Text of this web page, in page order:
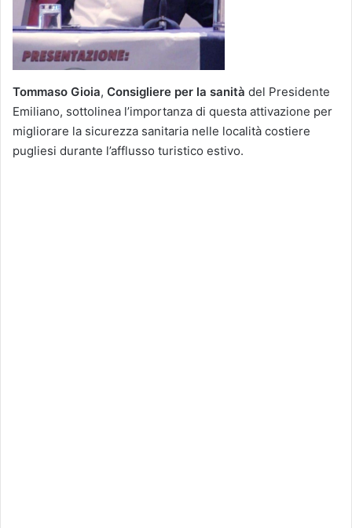
Tommaso Gioia, Consigliere per la sanità del Presidente
Emiliano, sottolinea l’importanza di questa attivazione per
migliorare la sicurezza sanitaria nelle località costiere
pugliesi durante l’afflusso turistico estivo.